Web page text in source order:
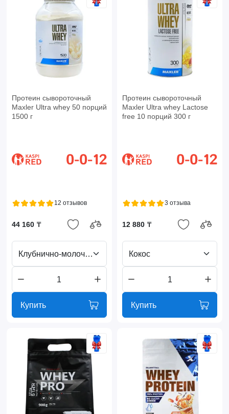
Протеин сывороточный
Maxler Ultra whey 50 порций
1500 г
12 отзывов
44 160 ₸
Клубнично-молочный коктейль
Купить
Протеин сывороточный
Maxler Ultra whey Lactose
free 10 порций 300 г
3 отзыва
12 880 ₸
Кокос
Купить